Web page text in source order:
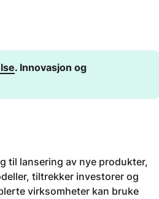
. Innovasjon og
til lansering av nye produkter,
tiltrekker investorer og
virksomheter kan bruke